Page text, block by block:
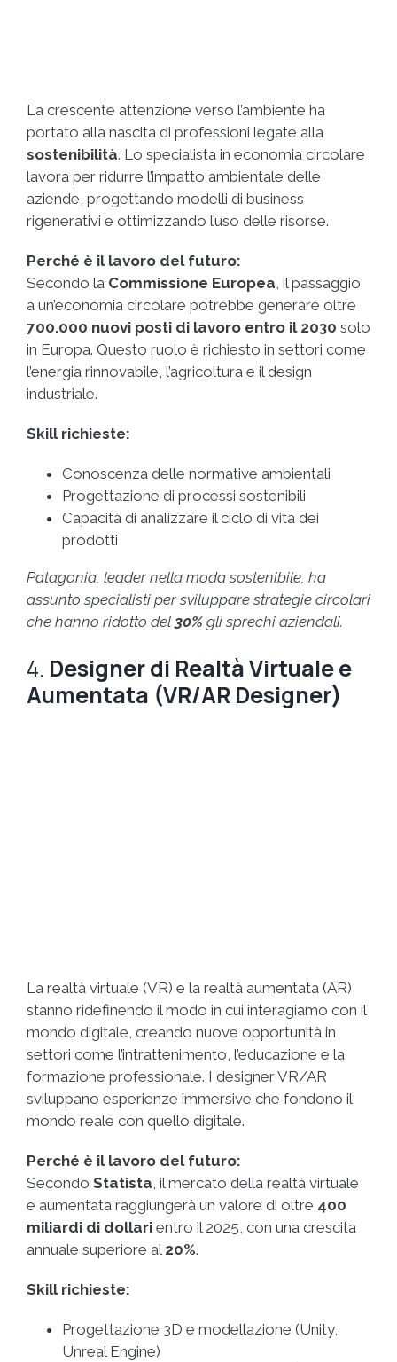
La crescente attenzione verso l’ambiente ha
portato alla nascita di professioni legate alla
sostenibilità. Lo specialista in economia circolare
lavora per ridurre l’impatto ambientale delle
aziende, progettando modelli di business
rigenerativi e ottimizzando l’uso delle risorse.
Perché è il lavoro del futuro:
Secondo la Commissione Europea , il passaggio
a un’economia circolare potrebbe generare oltre
700.000 nuovi posti di lavoro entro il 2030 solo
in Europa. Questo ruolo è richiesto in settori come
l’energia rinnovabile, l’agricoltura e il design
industriale.
Skill richieste:
Conoscenza delle normative ambientali
Progettazione di processi sostenibili
Capacità di analizzare il ciclo di vita dei
prodotti
Patagonia, leader nella moda sostenibile, ha
assunto specialisti per sviluppare strategie circolari
che hanno ridotto del 30% gli sprechi aziendali.
4. Designer di Realtà Virtuale e
Aumentata (VR/AR Designer)
La realtà virtuale (VR) e la realtà aumentata (AR)
stanno ridefinendo il modo in cui interagiamo con il
mondo digitale, creando nuove opportunità in
settori come l’intrattenimento, l’educazione e la
formazione professionale. I designer VR/AR
sviluppano esperienze immersive che fondono il
mondo reale con quello digitale.
Perché è il lavoro del futuro:
Secondo Statista, il mercato della realtà virtuale
e aumentata raggiungerà un valore di oltre 400
miliardi di dollari entro il 2025, con una crescita
annuale superiore al 20%.
Skill richieste:
Progettazione 3D e modellazione (Unity,
Unreal Engine)